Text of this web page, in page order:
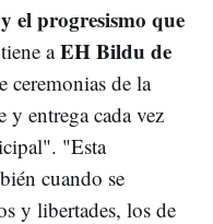
el progresismo que
aEH Bildu de
ceremonias de la
y entrega cada vez
"Esta
cuando se
y libertades, los de